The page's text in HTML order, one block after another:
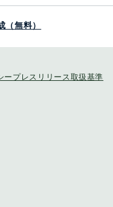
（無料）
ープレスリリース取扱基準